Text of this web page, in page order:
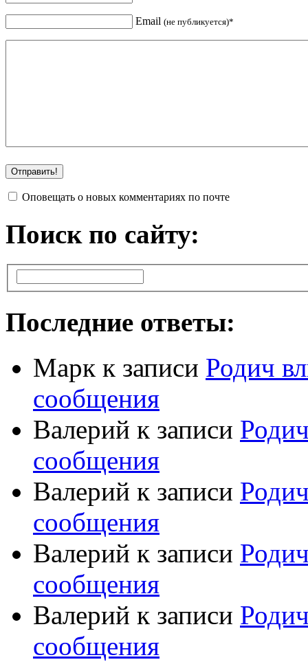
Email (не публикуется)*
Оповещать о новых комментариях по почте
Поиск по сайту:
Последние ответы:
Марк к записи Родич
сообщения
Валерий к записи
сообщения
Валерий к записи
сообщения
Валерий к записи
сообщения
Валерий к записи
сообщения